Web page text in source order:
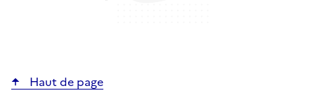
Haut de page